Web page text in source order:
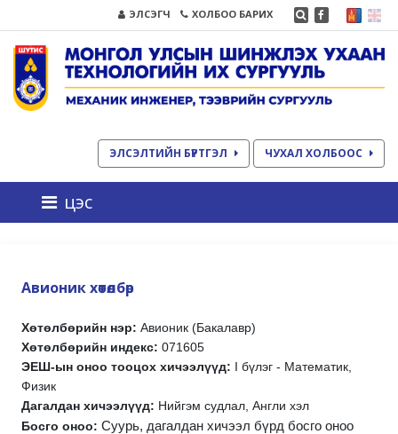
ЭЛСЭГЧ ХОЛБОО БАРИХ
ЭЛСЭЛТИЙН БҮРТГЭЛ ЧУХАЛ ХОЛБООС
цэс
Авионик хөтөлбөр
Хөтөлбөрийн нэр: Авионик (Бакалавр)
Хөтөлбөрийн индекс: 071605
ЭЕШ-ын оноо тооцох хичээлүүд: I бүлэг - Математик,
Физик
Дагалдан хичээлүүд: Нийгэм судлал, Англи хэл
Босго оноо: Суурь, дагалдан хичээл бүрд босго оноо